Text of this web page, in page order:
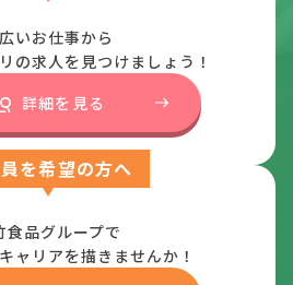
いお仕事から
の求人を見つけましょう！
詳細を見る
を希望の方へ
食品グループで
ャリアを描きませんか！